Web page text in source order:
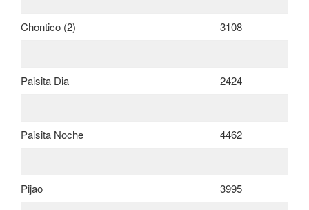
Chontico (2) 3108
Paisita Dia 2424
Paisita Noche 4462
Pijao 3995